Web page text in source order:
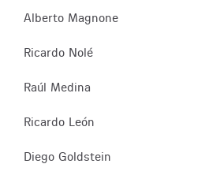
Alberto Magnone
Ricardo Nolé
Raúl Medina
Ricardo León
Diego Goldstein